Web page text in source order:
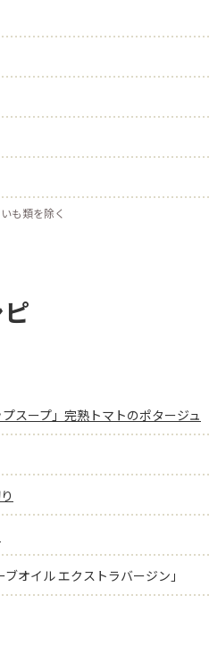
も類を除く
プスープ」完熟トマトのポタージュ
ブオイル エクストラバージン」